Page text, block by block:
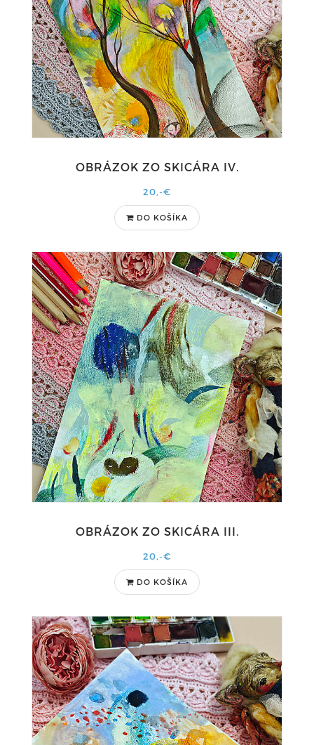
OBRÁZOK ZO SKICÁRA IV.
20,-€
DO KOŠÍKA
OBRÁZOK ZO SKICÁRA III.
20,-€
DO KOŠÍKA